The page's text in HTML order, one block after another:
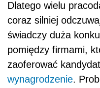
Dlatego wielu
coraz silniej
świadczy duża
pomiędzy firmami,
zaoferować
wynagrodzenie.